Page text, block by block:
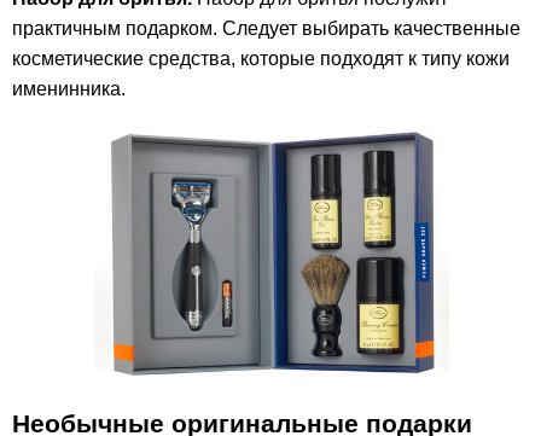
практичным подарком. Следует выбирать качественные
косметические средства, которые подходят к типу кожи
именинника.
Необычные оригинальные подарки